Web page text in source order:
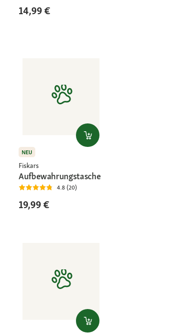
14,99 €
NEU
Fiskars
Aufbewahrungstasche
4.8 (20)
19,99 €